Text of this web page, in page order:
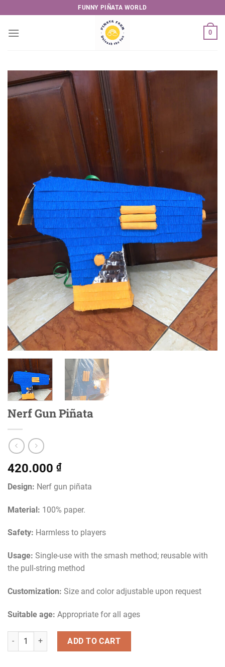
to
content
FUNNY PIÑATA WORLD
0
Nerf Gun Piñata
420.000 ₫
Design: Nerf gun piñata
Material: 100% paper.
Safety: Harmless to players
Usage: Single-use with the smash method; reusable with
the pull-string method
Customization: Size and color adjustable upon request
Suitable age: Appropriate for all ages
Nerf Gun Piñata quantityADD TO CART